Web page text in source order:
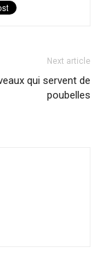
Next article
qui servent de
poubelles